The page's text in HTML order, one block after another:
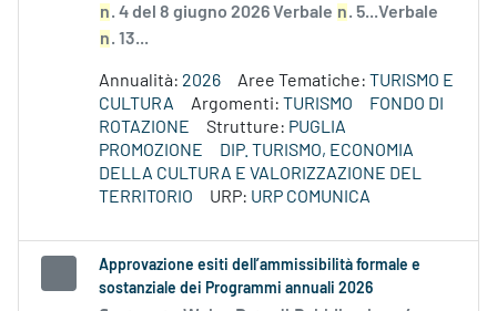
n. 4 del 8 giugno 2026 Verbale n. 5...Verbale
n. 13...
Annualità: 2026 Aree Tematiche: TURISMO E
CULTURA
Argomenti: TURISMO
FONDO DI
ROTAZIONE
Strutture: PUGLIA
PROMOZIONE
DIP. TURISMO, ECONOMIA
DELLA CULTURA E VALORIZZAZIONE DEL
TERRITORIO
URP: URP COMUNICA
Approvazione esiti dell’ammissibilità formale e
sostanziale dei Programmi annuali 2026